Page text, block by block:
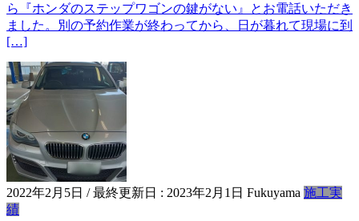
ら『ホンダのステップワゴンの鍵がない』とお電話いただき
ました。別の予約作業が終わってから、日が暮れて現場に到
[…]
2022年2月5日 / 最終更新日 : 2023年2月1日 Fukuyama 施工実
績